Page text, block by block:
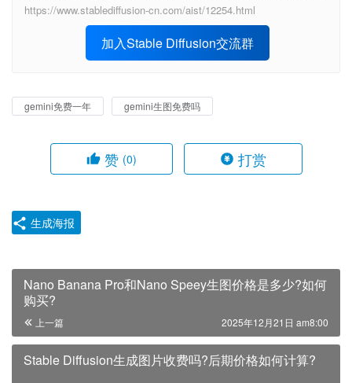
https://www.stablediffusion-cn.com/aist/12254.html
加入Stable Diffusion交流群
gemini免费一年 gemini生图免费吗
赞 (0) 打赏
生成海报
Nano Banana Pro和Nano Speey生图价格是多少?如何
购买?
上一篇 2025年12月21日 am8:00
Stable Diffusion生成图片收费吗?后期价格如何计算?